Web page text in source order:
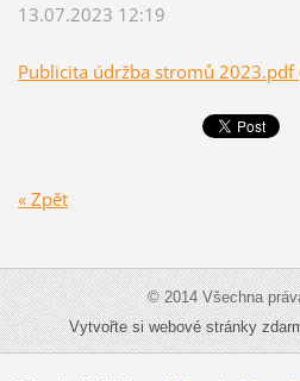
13.07.2023 12:19
Publicita údržba stromů 2023.pdf
« Zpět
© 2014 Všechna
Vytvořte si webové stránky